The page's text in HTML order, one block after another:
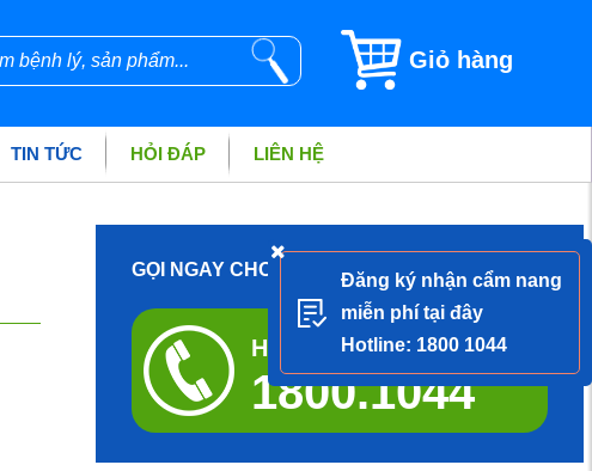
Giỏ hàng
TIN TỨC HỎI ĐÁP LIÊN HỆ
GỌI NGAY CHO DƯỢC SĨ ĐỂ ĐƯỢC TƯ VẤN
Hotline tư vấn miễn phí
1800.1044
Đăng ký nhận cẩm nang
miễn phí tại đây
Hotline: 1800 1044